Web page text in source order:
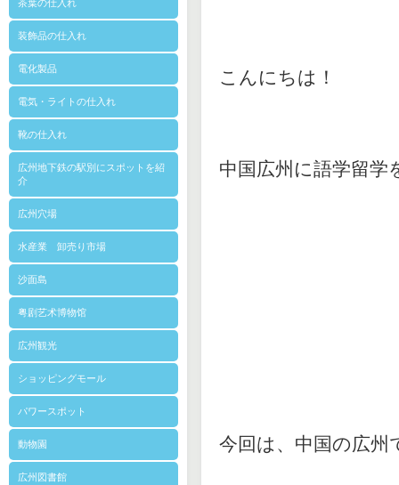
茶葉の仕入れ
装飾品の仕入れ
電化製品
電気・ライトの仕入れ
靴の仕入れ
広州地下鉄の駅別にスポットを紹
介
広州穴場
水産業 卸売り市場
沙面島
粤剧艺术博物馆
広州観光
ショッピングモール
パワースポット
動物園
広州図書館
こんにちは！
中国広州に語学留
今回は、中国の広州